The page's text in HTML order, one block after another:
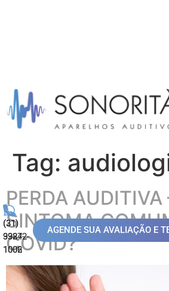
(31)
99872-
1006
(31)
3324-
1002
AGENDE SUA AVALIAÇÃO E
Tag:
PERDA AUDITIVA
SINTOMA
COVID?